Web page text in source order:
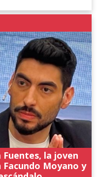
la joven
Moyano y